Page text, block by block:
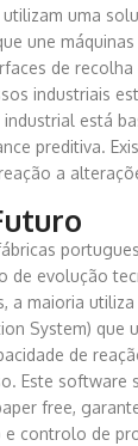
uma
une
de
industriais
está
preditiva.
a
de evolução
a maioria
System) que
de
Este software
free,
controlo de